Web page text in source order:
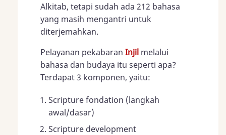
Alkitab, tetapi sudah ada 212 bahasa
yang masih mengantri untuk
diterjemahkan.
Pelayanan pekabaran Injil melalui
bahasa dan budaya itu seperti apa?
Terdapat 3 komponen, yaitu:
Scripture fondation (langkah
awal/dasar)
Scripture development